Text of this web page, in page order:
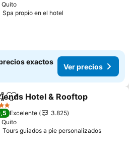
Quito
Spa propio en el hotel
exactos
Ver precios
Agregar a favoritos
Hotel & Rooftop
Excelente
3.825
Quito
Tours guiados a pie personalizados